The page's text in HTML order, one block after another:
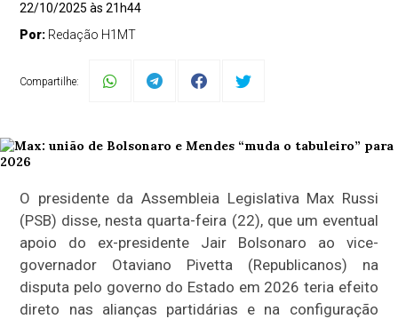
22/10/2025 às 21h44
Por: Redação H1MT
Compartilhe:
O presidente da Assembleia Legislativa Max Russi
(PSB) disse, nesta quarta-feira (22), que um eventual
apoio do ex-presidente Jair Bolsonaro ao vice-
governador Otaviano Pivetta (Republicanos) na
disputa pelo governo do Estado em 2026 teria efeito
direto nas alianças partidárias e na configuração